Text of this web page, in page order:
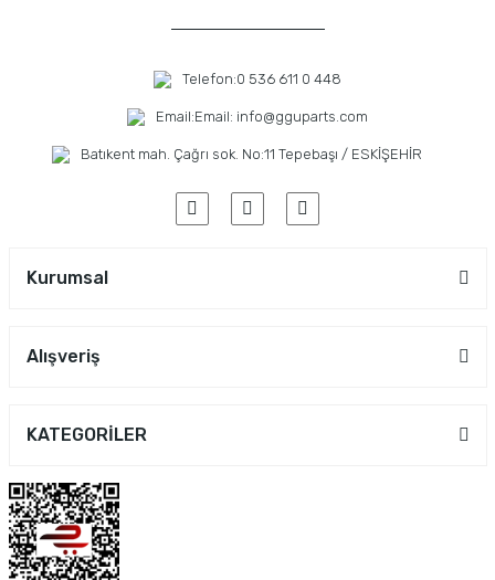
Telefon:0 536 611 0 448
Email:Email: info@gguparts.com
Batıkent mah. Çağrı sok. No:11 Tepebaşı / ESKİŞEHİR
Kurumsal
Alışveriş
KATEGORİLER